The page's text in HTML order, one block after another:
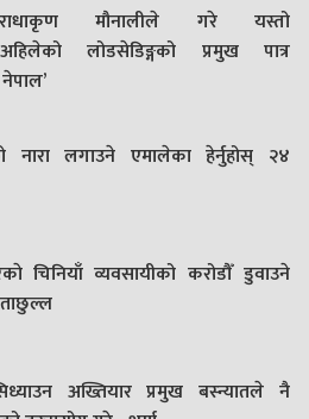
मौनालीले गरे यस्तो
लोडसेडिङ्गको प्रमुख पात्र
नारा लगाउने एमालेका हेर्नुहोस् २४
चिनियाँ व्यवसायीको करोडौँ डुवाउने
अख्तियार प्रमुख बस्न्यातले नै